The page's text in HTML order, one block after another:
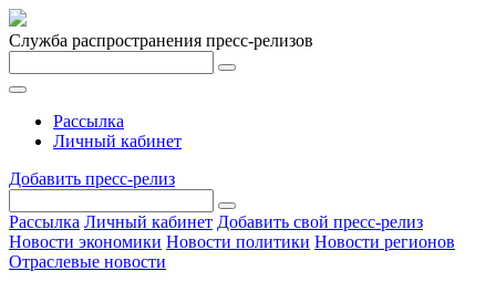
Служба распространения пресс-релизов
Рассылка
Личный кабинет
Добавить пресс-релиз
Рассылка Личный кабинет Добавить свой пресс-релиз
Новости экономики Новости политики Новости регионов
Отраслевые новости